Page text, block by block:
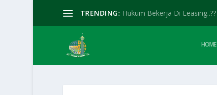
TRENDING: Hukum Bekerja Di Leasing..??
HOME